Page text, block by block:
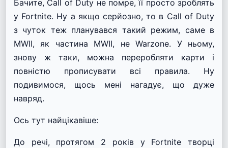
Бачите, Call of Duty не помре, її просто зроблять
у Fortnite. Ну а якщо серйозно, то в Call of Duty
з чуток теж планувався такий режим, саме в
MWII, як частина MWII, не Warzone. У ньому,
знову ж таки, можна переробляти карти і
повністю прописувати всі правила. Ну
подивимося, щось мені нагадує, що дуже
навряд.
Ось тут найцікавіше:
До речі, протягом 2 років у Fortnite творці